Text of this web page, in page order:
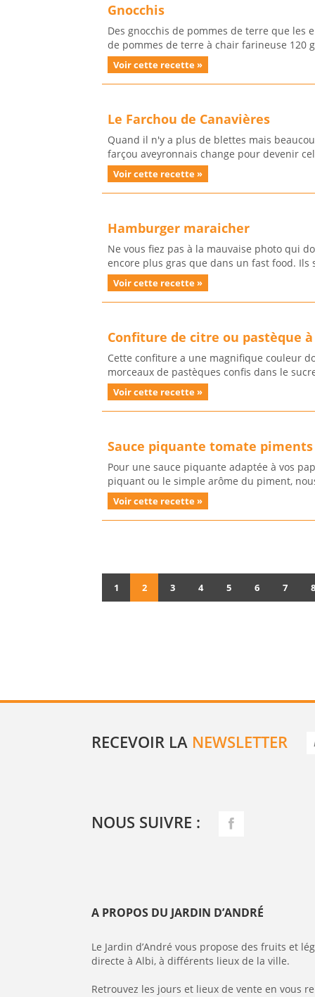
Gnocchis
Des gnocchis de pommes de terre que
de pommes de terre à chair farineuse 120
Voir cette recette »
Le Farchou de Canavières
Quand il n'y a plus de blettes mais
farçou aveyronnais change pour devenir
Voir cette recette »
Hamburger maraicher
Ne vous fiez pas à la mauvaise photo qui
encore plus gras que dans un fast food.
Voir cette recette »
Confiture de citre ou pastèque
Cette confiture a une magnifique couleur
morceaux de pastèques confis dans le
Voir cette recette »
Sauce piquante tomate piments
Pour une sauce piquante adaptée à vos
piquant ou le simple arôme du piment,
Voir cette recette »
1 2 3 4 5 6 7 8
RECEVOIR LA NEWSLETTER
NOUS SUIVRE :
A PROPOS DU JARDIN D’ANDRÉ
Le Jardin d’André vous propose des fruits et
directe à Albi, à différents lieux de la ville.
Retrouvez les jours et lieux de vente en vous